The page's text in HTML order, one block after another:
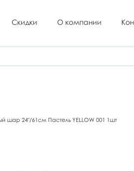
Скидки О компании
шар 24"/61см Пастель YELLOW 001 1шт